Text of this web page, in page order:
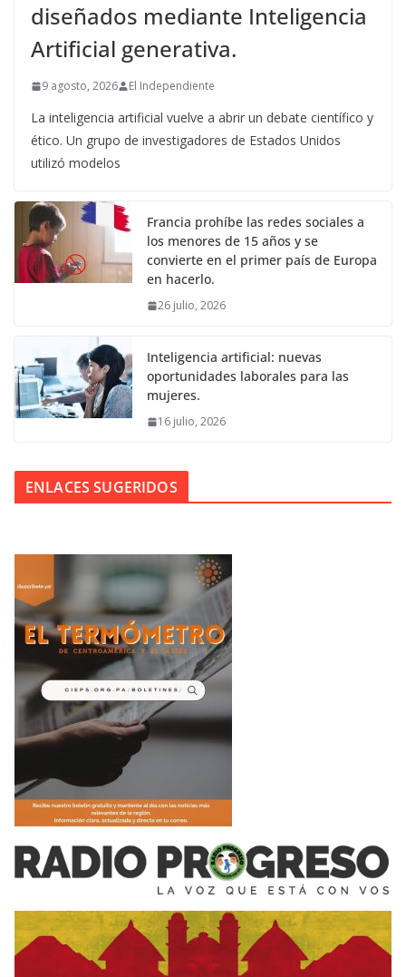
diseñados mediante Inteligencia
Artificial generativa.
9 agosto, 2026 El Independiente
La inteligencia artificial vuelve a abrir un debate científico y
ético. Un grupo de investigadores de Estados Unidos
utilizó modelos
Francia prohíbe las redes sociales a
los menores de 15 años y se
convierte en el primer país de Europa
en hacerlo.
26 julio, 2026
Inteligencia artificial: nuevas
oportunidades laborales para las
mujeres.
16 julio, 2026
ENLACES SUGERIDOS